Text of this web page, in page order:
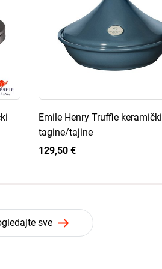
Emile Henry Truffle keramički
tagine/tajine
129,50 €
sve